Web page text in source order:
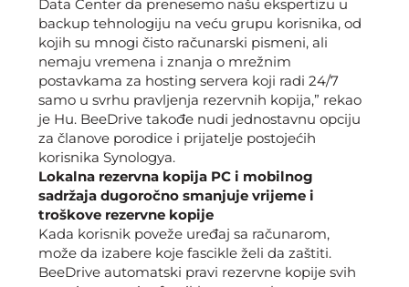
Data Center da prenesemo našu ekspertizu u
backup tehnologiju na veću grupu korisnika, od
kojih su mnogi čisto računarski pismeni, ali
nemaju vremena i znanja o mrežnim
postavkama za hosting servera koji radi 24/7
samo u svrhu pravljenja rezervnih kopija,” rekao
je Hu. BeeDrive takođe nudi jednostavnu opciju
za članove porodice i prijatelje postojećih
korisnika Synologya.
Lokalna rezervna kopija PC i mobilnog
sadržaja dugoročno smanjuje vrijeme i
troškove rezervne kopije
Kada korisnik poveže uređaj sa računarom,
može da izabere koje fascikle želi da zaštiti.
BeeDrive automatski pravi rezervne kopije svih